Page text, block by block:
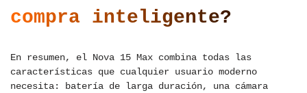
compra inteligente?
En resumen, el Nova 15 Max combina todas las
características que cualquier usuario moderno
necesita: batería de larga duración, una cámara